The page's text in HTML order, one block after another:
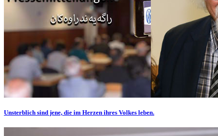
Unsterblich sind jene, die im Herzen ihres Volkes leben.